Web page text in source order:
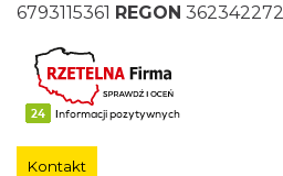
6793115361 REGON 362342272
Kontakt